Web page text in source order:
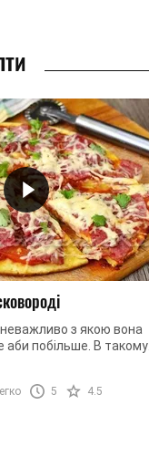
неважливо з якою вона
аби побільше. В такому
краще, ніж
з ...
5 4.5